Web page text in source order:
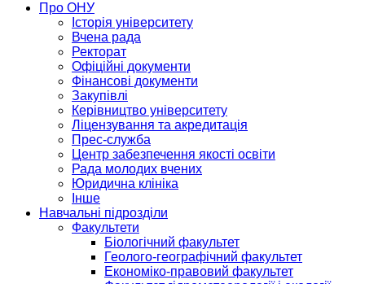
Про ОНУ
Історія університету
Вчена рада
Ректорат
Офіційні документи
Фінансові документи
Закупівлі
Керівництво університету
Ліцензування та акредитація
Прес-служба
Центр забезпечення якості освіти
Рада молодих вчених
Юридична клініка
Інше
Навчальні підрозділи
Факультети
Біологічний факультет
Геолого-географічний факультет
Економіко-правовий факультет